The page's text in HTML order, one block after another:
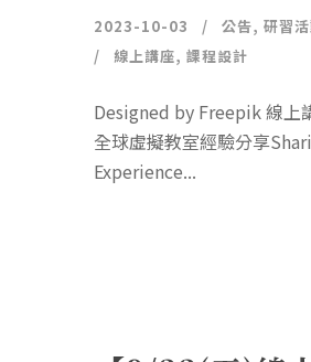
2023-10-03 公告, 研習
線上講座, 課程設計
Designed by Freepik 線上
全球虛擬教室經驗分享
Experience...